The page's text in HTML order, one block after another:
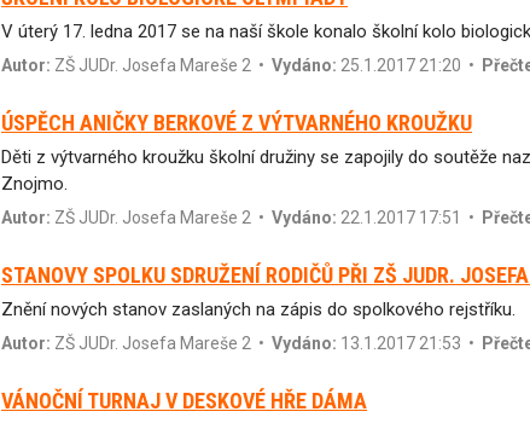
V úterý 17. ledna 2017 se na naší škole konalo školní kolo
Autor: ZŠ JUDr. Josefa Mareše 2 • Vydáno: 25.1.2017 21:20 •
ÚSPĚCH ANIČKY BERKOVÉ Z VÝTVARNÉHO KROUŽKU
Děti z výtvarného kroužku školní družiny se zapojily do soutěže
Znojmo.
Autor: ZŠ JUDr. Josefa Mareše 2 • Vydáno: 22.1.2017 17:51 •
STANOVY SPOLKU SDRUŽENÍ RODIČŮ PŘI ZŠ JUDR.
Znění nových stanov zaslaných na zápis do spolkového rejstříku.
Autor: ZŠ JUDr. Josefa Mareše 2 • Vydáno: 13.1.2017 21:53 •
VÁNOČNÍ TURNAJ V DESKOVÉ HŘE DÁMA